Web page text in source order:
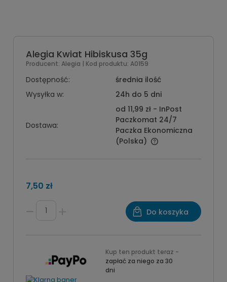
Alegia Kwiat Hibiskusa 35g
Producent: Alegia | Kod produktu: A0159
Dostępność:
średnia ilość
Wysyłka w:
24h do 5 dni
Dostawa:
od 11,99 zł - InPost
Paczkomat 24/7
Paczka Ekonomiczna
(Polska)
7,50 zł
Do koszyka
Kup ten produkt teraz -
zapłać za niego za 30
dni